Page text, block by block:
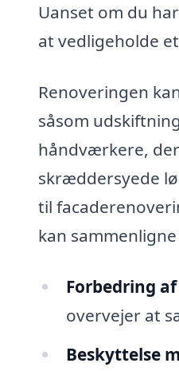
Uanset om du
at vedligeholde
Renoveringen
såsom
håndværkere,
skræddersyede
til
kan
Forbedring
overvejer at
Beskyttelse